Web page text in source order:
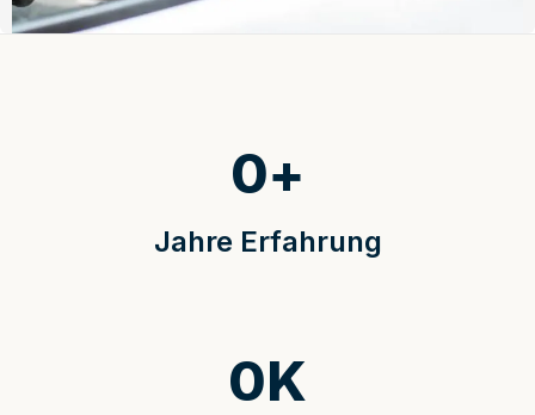
Jahre Erfahrung
0+
0K